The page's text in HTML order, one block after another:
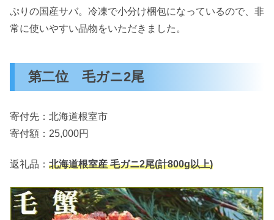
ぷりの国産サバ。冷凍で小分け梱包になっているので、非
常に使いやすい品物をいただきました。
第二位 毛ガニ2尾
寄付先：北海道根室市
寄付額：25,000円
返礼品： 北海道根室産 毛ガニ2尾(計800g以上)